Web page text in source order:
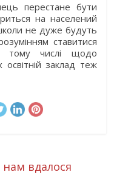
перестане бути
на населений
не дуже будуть
ставитися
тому числі щодо
освітній заклад теж
вдалося